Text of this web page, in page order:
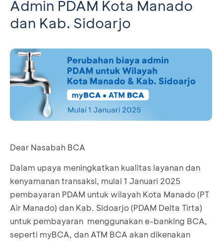
Admin PDAM Kota Manado
dan Kab. Sidoarjo
Dear Nasabah BCA
Dalam upaya meningkatkan kualitas layanan dan
kenyamanan transaksi, mulai 1 Januari 2025
pembayaran PDAM untuk wilayah Kota Manado (PT
Air Manado) dan Kab. Sidoarjo (PDAM Delta Tirta)
untuk pembayaran menggunakan e-banking BCA,
seperti myBCA, dan ATM BCA akan dikenakan